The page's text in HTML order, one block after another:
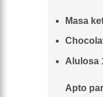
Masa
Alulosa
Apto